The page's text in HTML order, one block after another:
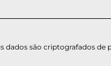
dados são criptografados